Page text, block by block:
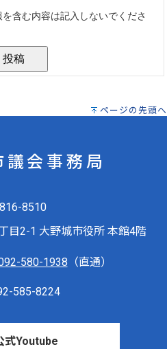
ページの先頭へ
議会事務局
8510
目2-1 大野城市役所 本館4階
580-1938 （直通）
585-8224
式Youtube